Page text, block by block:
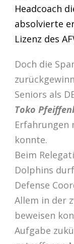
Headcoach
absolvierte
Lizenz des
Doch die
Seniors als
Toko
Erfahrungen
konnte.
Beim
Dolphins
Defense
Allem in der
beweisen
Aufgabe